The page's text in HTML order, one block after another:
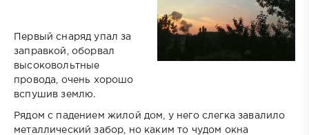
Первый снаряд упал за
заправкой, оборвал
высоковольтные
провода, очень хорошо
вспушив землю.
Рядом с падением жилой дом, у него слегка завалило
металлический забор, но каким то чудом окна